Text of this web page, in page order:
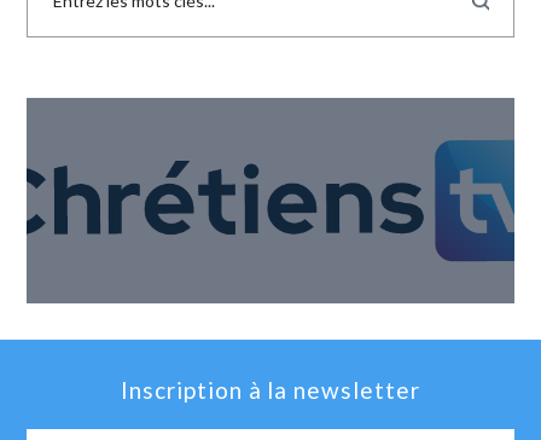
Inscription à la newsletter